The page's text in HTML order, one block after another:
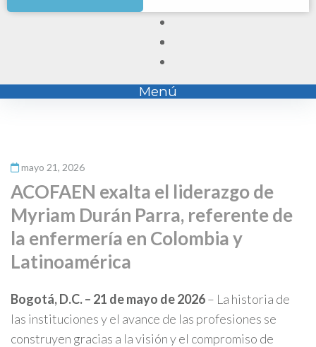
Menú
mayo 21, 2026
ACOFAEN exalta el liderazgo de
Myriam Durán Parra, referente de
la enfermería en Colombia y
Latinoamérica
Bogotá, D.C. – 21 de mayo de 2026– La historia de
las instituciones y el avance de las profesiones se
construyen gracias a la visión y el compromiso de